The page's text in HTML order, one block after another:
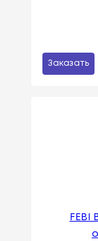
Заказать
FEBI